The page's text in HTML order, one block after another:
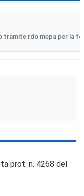
rdo mepa per la
prot. n. 4268 del